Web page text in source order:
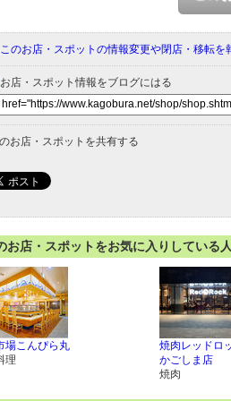
このお店・スポットの情報変更や閉店・移転を
お店・スポット情報をブログにはる
お店・スポットを共有する
お店・スポットをお気に入りしている
場こんぴら丸
理
焼肉レッドロ
かごしま店
焼肉